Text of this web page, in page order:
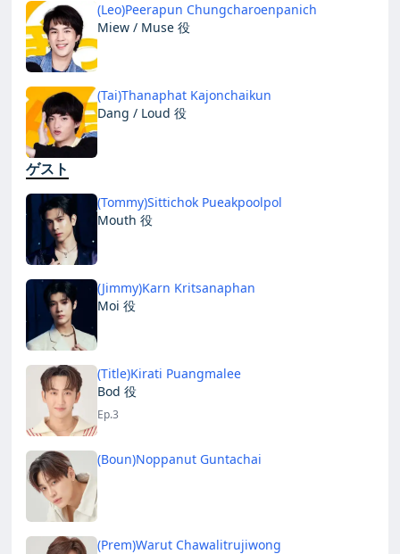
(Leo)Peerapun Chungcharoenpanich
Miew / Muse 役
(Tai)Thanaphat Kajonchaikun
Dang / Loud 役
ゲスト
(Tommy)Sittichok Pueakpoolpol
Mouth 役
(Jimmy)Karn Kritsanaphan
Moi 役
(Title)Kirati Puangmalee
Bod 役
Ep.3
(Boun)Noppanut Guntachai
(Prem)Warut Chawalitrujiwong